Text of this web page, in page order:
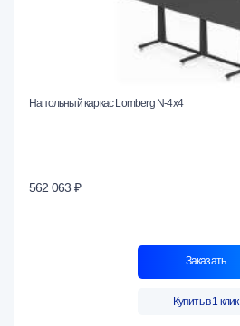
Напольный каркас Lomberg N-4х4
562 063 ₽
Заказать
Купить в 1 клик